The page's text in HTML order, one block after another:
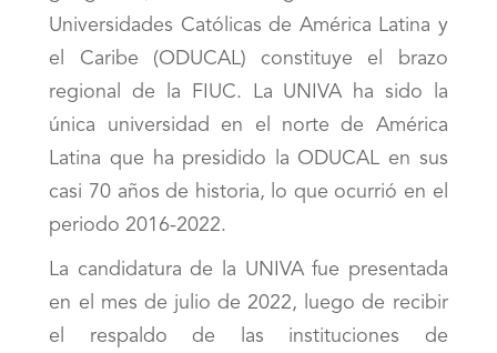
Universidades Católicas de América Latina y
el Caribe (ODUCAL) constituye el brazo
regional de la FIUC. La UNIVA ha sido la
única universidad en el norte de América
Latina que ha presidido la ODUCAL en sus
casi 70 años de historia, lo que ocurrió en el
periodo 2016-2022.
La candidatura de la UNIVA fue presentada
en el mes de julio de 2022, luego de recibir
el respaldo de las instituciones de